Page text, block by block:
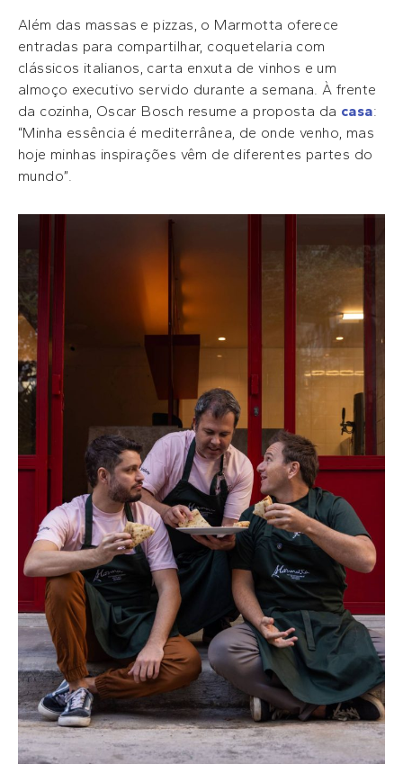
Além das massas e pizzas, o Marmotta oferece
entradas para compartilhar, coquetelaria com
clássicos italianos, carta enxuta de vinhos e um
almoço executivo servido durante a semana. À frente
da cozinha, Oscar Bosch resume a proposta da casa:
“Minha essência é mediterrânea, de onde venho, mas
hoje minhas inspirações vêm de diferentes partes do
mundo”.